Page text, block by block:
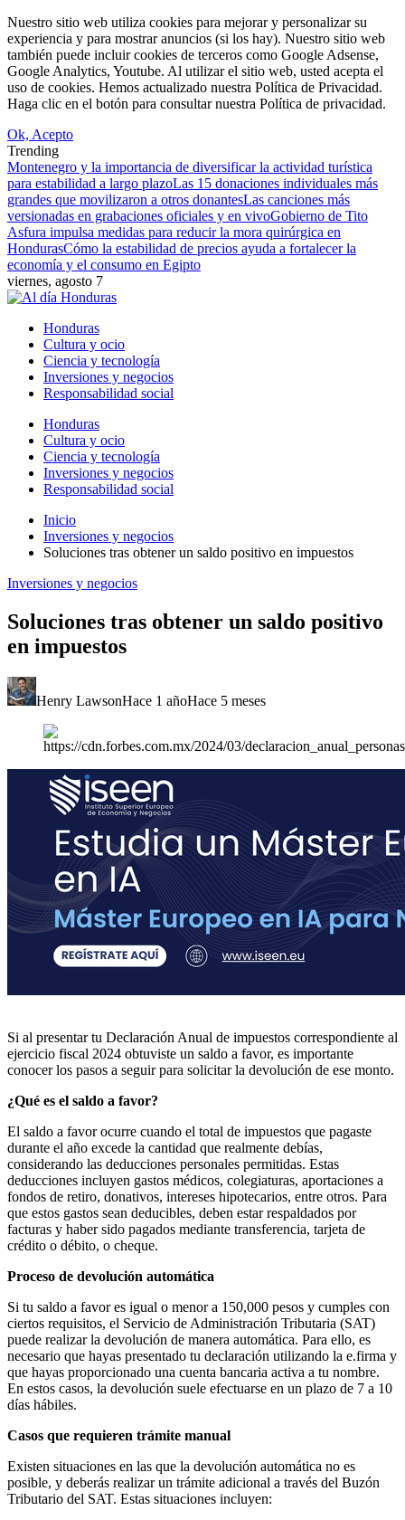
Nuestro sitio web utiliza cookies para mejorar y personalizar su
experiencia y para mostrar anuncios (si los hay). Nuestro sitio web
también puede incluir cookies de terceros como Google Adsense,
Google Analytics, Youtube. Al utilizar el sitio web, usted acepta el
uso de cookies. Hemos actualizado nuestra Política de Privacidad.
Haga clic en el botón para consultar nuestra Política de privacidad.
Ok, Acepto
Trending
Montenegro y la importancia de diversificar la actividad turística
para estabilidad a largo plazoLas 15 donaciones individuales más
grandes que movilizaron a otros donantesLas canciones más
versionadas en grabaciones oficiales y en vivoGobierno de Tito
Asfura impulsa medidas para reducir la mora quirúrgica en
HondurasCómo la estabilidad de precios ayuda a fortalecer la
economía y el consumo en Egipto
viernes, agosto 7
Honduras
Cultura y ocio
Ciencia y tecnología
Inversiones y negocios
Responsabilidad social
Honduras
Cultura y ocio
Ciencia y tecnología
Inversiones y negocios
Responsabilidad social
Inicio
Inversiones y negocios
Soluciones tras obtener un saldo positivo en impuestos
Inversiones y negocios
Soluciones tras obtener un saldo positivo
en impuestos
Henry LawsonHace 1 añoHace 5 meses
​Si al presentar tu Declaración Anual de impuestos correspondiente al
ejercicio fiscal 2024 obtuviste un saldo a favor, es importante
conocer los pasos a seguir para solicitar la devolución de ese monto.
¿Qué es el saldo a favor?
El saldo a favor ocurre cuando el total de impuestos que pagaste
durante el año excede la cantidad que realmente debías,
considerando las deducciones personales permitidas. Estas
deducciones incluyen gastos médicos, colegiaturas, aportaciones a
fondos de retiro, donativos, intereses hipotecarios, entre otros. Para
que estos gastos sean deducibles, deben estar respaldados por
facturas y haber sido pagados mediante transferencia, tarjeta de
crédito o débito, o cheque.​
Proceso de devolución automática
Si tu saldo a favor es igual o menor a 150,000 pesos y cumples con
ciertos requisitos, el Servicio de Administración Tributaria (SAT)
puede realizar la devolución de manera automática. Para ello, es
necesario que hayas presentado tu declaración utilizando la e.firma y
que hayas proporcionado una cuenta bancaria activa a tu nombre.
En estos casos, la devolución suele efectuarse en un plazo de 7 a 10
días hábiles.​
Casos que requieren trámite manual
Existen situaciones en las que la devolución automática no es
posible, y deberás realizar un trámite adicional a través del Buzón
Tributario del SAT. Estas situaciones incluyen:​